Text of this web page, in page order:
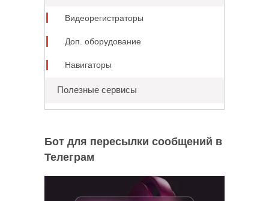
Видеорегистраторы
Доп. оборудование
Навигаторы
Полезные сервисы
Бот для пересылки сообщений в
Телеграм